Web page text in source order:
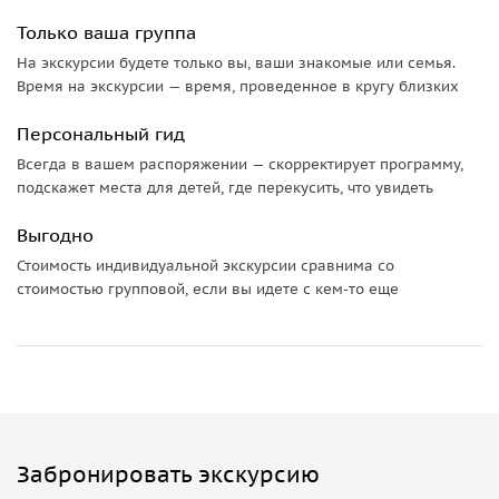
по дуге арки высечены слова, которые завершают
известное стихотворение Чаренца:
Как славы недоступной путь, Масис суровый мой люблю!».
Здесь можно сделать потрясающие фотографии на фоне
Арки и Арарата. Лишь бы погода была ясная. Для тех, кому
важно, на обзорную площадку памятника подниматься 30
Языческий храм Гарни
Следующая остановка — языческий храм Гарни,
1945 году в поселке Гарни надпись на греческом языке.
Только ваша группа
На экскурсии будете только вы, ваши знакомые или семья.
Время на экскурсии — время, проведенное в кругу близких
Персональный гид
Всегда в вашем распоряжении — скорректирует программу,
подскажет места для детей, где перекусить, что увидеть
Выгодно
Стоимость индивидуальной экскурсии сравнима со
стоимостью групповой, если вы идете с кем-то еще
Забронировать экскурсию